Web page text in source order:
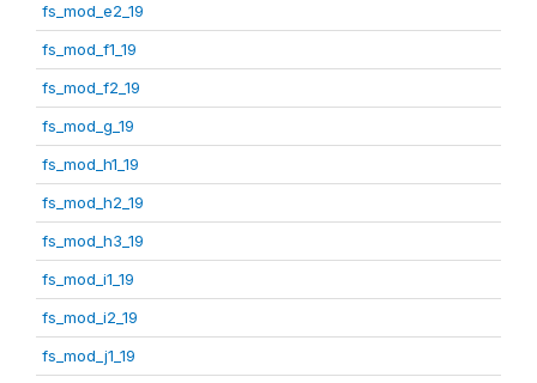
fs_mod_e2_19
fs_mod_f1_19
fs_mod_f2_19
fs_mod_g_19
fs_mod_h1_19
fs_mod_h2_19
fs_mod_h3_19
fs_mod_i1_19
fs_mod_i2_19
fs_mod_j1_19